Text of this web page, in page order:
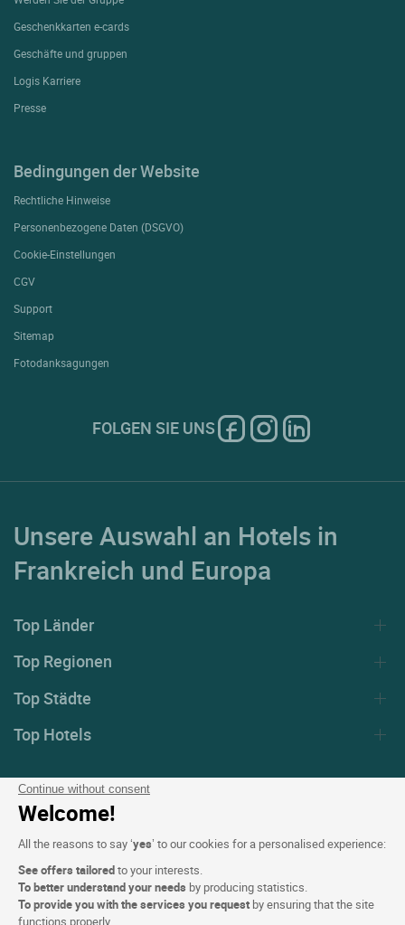
Continue without consent
Welcome!
All the reasons to say ‘yes’ to our cookies for a personalised experience:
See offers tailoredto your interests.
To better understand your needs by producing statistics.
To provide you with the services you request by ensuring that the site
functions properly.
Geschenkkarten e-cards
Geschäfte und gruppen
Logis Karriere
Presse
Bedingungen der Website
Rechtliche Hinweise
Personenbezogene Daten (DSGVO)
Cookie-Einstellungen
CGV
Support
Sitemap
Fotodanksagungen
FOLGEN SIE UNS
Unsere Auswahl an Hotels in
Frankreich und Europa
Top Länder
Top Regionen
Top Städte
Top Hotels
Logis copyright © 2026 Alle Rechte vorbehalten realisiert von